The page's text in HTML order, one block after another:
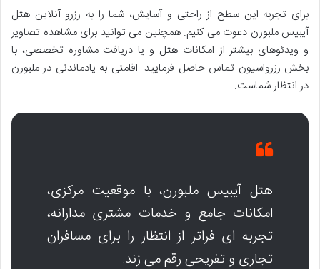
برای تجربه این سطح از راحتی و آسایش، شما را به رزرو آنلاین هتل
آیبیس ملبورن دعوت می کنیم. همچنین می توانید برای مشاهده تصاویر
و ویدئوهای بیشتر از امکانات هتل و یا دریافت مشاوره تخصصی، با
بخش رزرواسیون تماس حاصل فرمایید. اقامتی به یادماندنی در ملبورن
در انتظار شماست.
هتل آیبیس ملبورن، با موقعیت مرکزی،
امکانات جامع و خدمات مشتری مدارانه،
تجربه ای فراتر از انتظار را برای مسافران
تجاری و تفریحی رقم می زند.